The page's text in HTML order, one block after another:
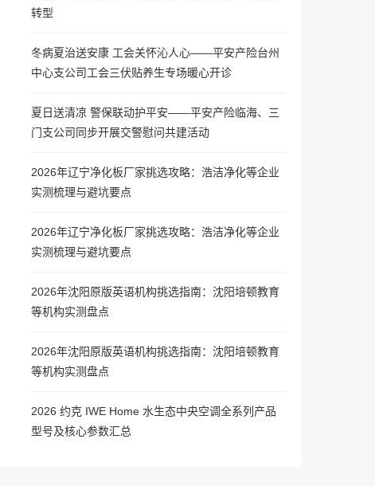
转型
冬病夏治送安康 工会关怀沁人心——平安产险台州
中心支公司工会三伏贴养生专场暖心开诊
夏日送清凉 警保联动护平安——平安产险临海、三
门支公司同步开展交警慰问共建活动
2026年辽宁净化板厂家挑选攻略：浩洁净化等企业
实测梳理与避坑要点
2026年辽宁净化板厂家挑选攻略：浩洁净化等企业
实测梳理与避坑要点
2026年沈阳原版英语机构挑选指南：沈阳培顿教育
等机构实测盘点
2026年沈阳原版英语机构挑选指南：沈阳培顿教育
等机构实测盘点
2026 约克 IWE Home 水生态中央空调全系列产品
型号及核心参数汇总